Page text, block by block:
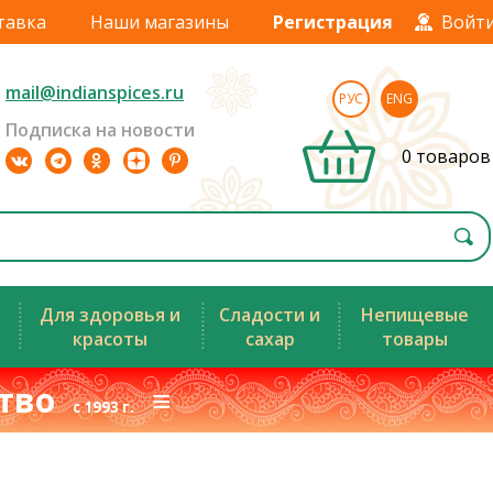
Наши магазины Регистрация
mail@indianspices.ru
Подписка на новости
РУС ENG
0 товаров
Для здоровья и
красоты
Сладости и
сахар
Непищевые
товары
с 1993 г.≡